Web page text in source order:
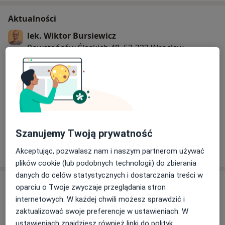
"Biopsja Fuzyjna Gruczołu Krokowego mpMRI-TRUS -
Zintegrowany System Biopsji Fuzyjnej bkFusion",
Wrocław
"Kurs wirtualnej symulacji technik laparoskopowych w
urologii i urologii dziecięcej", Katowice
"Usg tarczycy, przytarczyc, węzłów chłonnych szyi z
uwzględnieniem elastografii.Kurs praktyczny dla
początkujących i średniozaawansowanych.", RSU
Członkostwo w towarzystwach naukowych:
Europejskie Towarzystwo Urologiczne (EAU)
Polskie Towarzystwo Ultrasonograficzne
Aktywny udział w konferencjach:
„Ultrasonografia w medycynie ratunkowej -
praktycznie”, 29.11-1.12.2019 r., Kraków
Aktualności
lek. Wiktor Bursiewicz
Powstańców Śląskich 48, 53-333 Wrocław
DCG Centrum Medyczne
15/04/2024
Usługi i ceny
Konsultacja urologiczna
300 zł Szczegóły Umów wizytę
Szanujemy Twoją prywatność
Akceptując, pozwalasz nam i naszym partnerom używać
plików cookie (lub podobnych technologii) do zbierania
danych do celów statystycznych i dostarczania treści w
oparciu o Twoje zwyczaje przeglądania stron
internetowych. W każdej chwili możesz sprawdzić i
zaktualizować swoje preferencje w ustawieniach. W
ustawieniach znajdziesz również linki do polityk